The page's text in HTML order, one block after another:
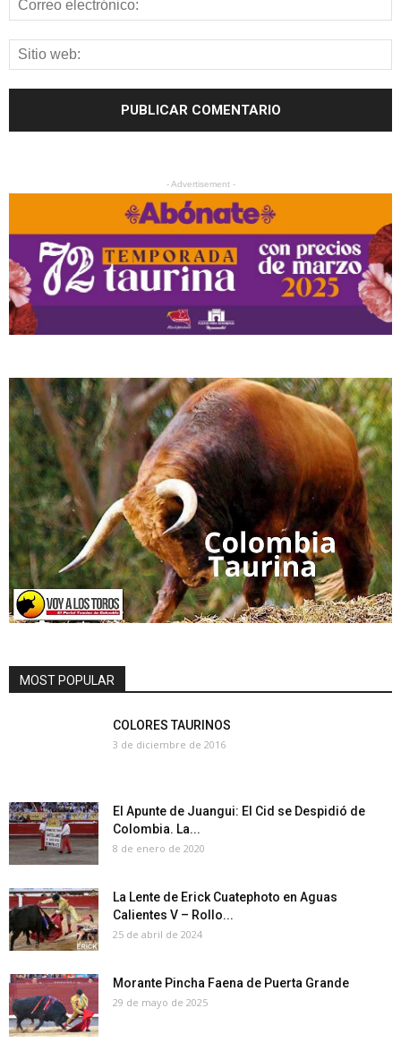
- Advertisement -
MOST POPULAR
COLORES TAURINOS
3 de diciembre de 2016
El Apunte de Juangui: El Cid se Despidió de
Colombia. La...
8 de enero de 2020
La Lente de Erick Cuatephoto en Aguas
Calientes V – Rollo...
25 de abril de 2024
Morante Pincha Faena de Puerta Grande
29 de mayo de 2025